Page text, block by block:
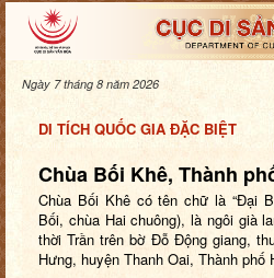
Ngày 7 tháng 8 năm 2026
DI TÍCH QUỐC GIA ĐẶC BIỆT
Chùa Bối Khê, Thành
Chùa Bối Khê có tên chữ là “Đại
Bối, chùa Hai chuông), là ngôi già
thời Trần trên bờ Đỗ Động giang,
Hưng, huyện Thanh Oai, Thành phố